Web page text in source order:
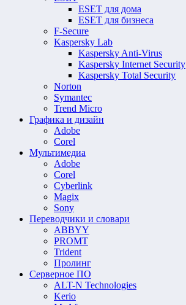
ESET для дома
ESET для бизнеса
F-Secure
Kaspersky Lab
Kaspersky Anti-Virus
Kaspersky Internet Security
Kaspersky Total Security
Norton
Symantec
Trend Micro
Графика и дизайн
Adobe
Corel
Мультимедиа
Adobe
Corel
Cyberlink
Magix
Sony
Переводчики и словари
ABBYY
PROMT
Trident
Пролинг
Серверное ПО
ALT-N Technologies
Kerio